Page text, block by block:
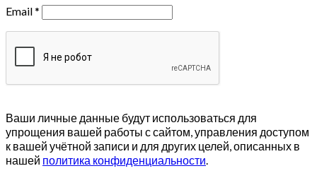
Email*
Ваши личные данные будут использоваться для
упрощения вашей работы с сайтом, управления доступом
к вашей учётной записи и для других целей, описанных в
нашей политика конфиденциальности.